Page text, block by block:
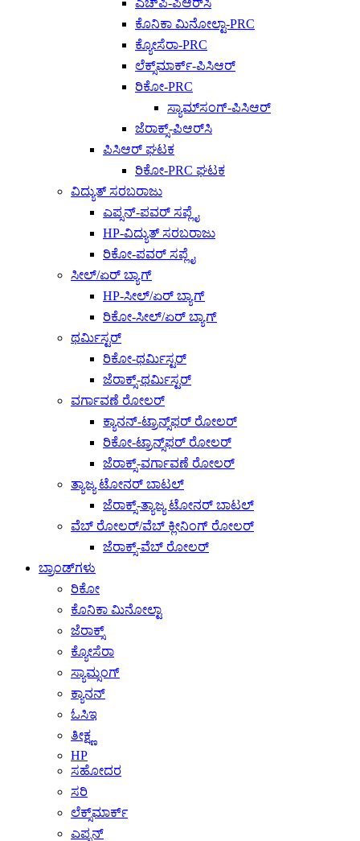
ಎಚ್‌ಪಿ-ಪಿಆರ್‌ಸಿ
ಕೊನಿಕಾ ಮಿನೋಲ್ಟಾ-PRC
ಕ್ಯೋಸೆರಾ-PRC
ಲೆಕ್ಸ್‌ಮಾರ್ಕ್-ಪಿಸಿಆರ್
ರಿಕೋ-PRC
ಸ್ಯಾಮ್‌ಸಂಗ್-ಪಿಸಿಆರ್
ಜೆರಾಕ್ಸ್-ಪಿಆರ್‌ಸಿ
ಪಿಸಿಆರ್ ಘಟಕ
ರಿಕೋ-PRC ಘಟಕ
ವಿದ್ಯುತ್ ಸರಬರಾಜು
ಎಪ್ಸನ್-ಪವರ್ ಸಪ್ಲೈ
HP-ವಿದ್ಯುತ್ ಸರಬರಾಜು
ರಿಕೋ-ಪವರ್ ಸಪ್ಲೈ
ಸೀಲ್/ಏರ್ ಬ್ಯಾಗ್
HP-ಸೀಲ್/ಏರ್ ಬ್ಯಾಗ್
ರಿಕೋ-ಸೀಲ್/ಏರ್ ಬ್ಯಾಗ್
ಥರ್ಮಿಸ್ಟರ್
ರಿಕೋ-ಥರ್ಮಿಸ್ಟರ್
ಜೆರಾಕ್ಸ್-ಥರ್ಮಿಸ್ಟರ್
ವರ್ಗಾವಣೆ ರೋಲರ್
ಕ್ಯಾನನ್-ಟ್ರಾನ್ಸ್‌ಫರ್ ರೋಲರ್
ರಿಕೋ-ಟ್ರಾನ್ಸ್‌ಫರ್ ರೋಲರ್
ಜೆರಾಕ್ಸ್-ವರ್ಗಾವಣೆ ರೋಲರ್
ತ್ಯಾಜ್ಯ ಟೋನರ್ ಬಾಟಲ್
ಜೆರಾಕ್ಸ್-ತ್ಯಾಜ್ಯ ಟೋನರ್ ಬಾಟಲ್
ವೆಬ್ ರೋಲರ್/ವೆಬ್ ಕ್ಲೀನಿಂಗ್ ರೋಲರ್
ಜೆರಾಕ್ಸ್-ವೆಬ್ ರೋಲರ್
ಬ್ರಾಂಡ್‌ಗಳು
ರಿಕೋ
ಕೊನಿಕಾ ಮಿನೋಲ್ಟಾ
ಜೆರಾಕ್ಸ್
ಕ್ಯೋಸೆರಾ
ಸ್ಯಾಮ್ಸಂಗ್
ಕ್ಯಾನನ್
ಓಸಿಇ
ತೀಕ್ಷ್ಣ
HP
ಸಹೋದರ
ಸರಿ
ಲೆಕ್ಸ್‌ಮಾರ್ಕ್
ಎಪ್ಸನ್